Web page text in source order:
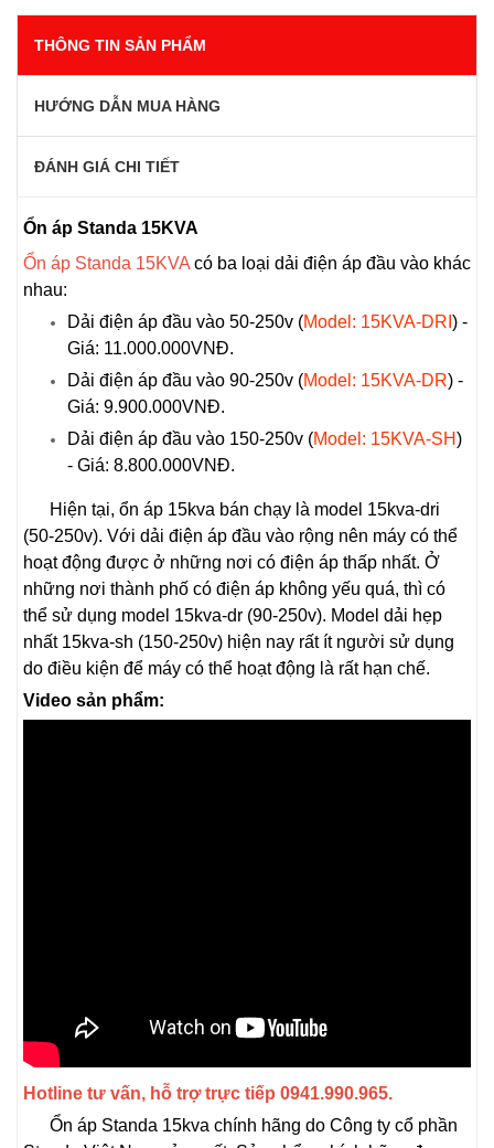
THÔNG TIN SẢN PHẨM
HƯỚNG DẪN MUA HÀNG
ĐÁNH GIÁ CHI TIẾT
Ổn áp Standa 15KVA
Ổn áp Standa 15KVA có ba loại dải điện áp đầu vào khác
nhau:
Dải điện áp đầu vào 50-250v (Model: 15KVA-DRI ) -
Giá: 11.000.000VNĐ.
Dải điện áp đầu vào 90-250v (Model: 15KVA-DR) -
Giá: 9.900.000VNĐ.
Dải điện áp đầu vào 150-250v (Model: 15KVA-SH)
- Giá: 8.800.000VNĐ.
Hiện tại, ổn áp 15kva bán chạy là model 15kva-dri
(50-250v). Với dải điện áp đầu vào rộng nên máy có thể
hoạt động được ở những nơi có điện áp thấp nhất. Ở
những nơi thành phố có điện áp không yếu quá, thì có
thể sử dụng model 15kva-dr (90-250v). Model dải hẹp
nhất 15kva-sh (150-250v) hiện nay rất ít người sử dụng
do điều kiện để máy có thể hoạt động là rất hạn chế.
Video sản phẩm:
Hotline tư vấn, hỗ trợ trực tiếp 0941.990.965.
Ổn áp Standa 15kva chính hãng do Công ty cổ phần